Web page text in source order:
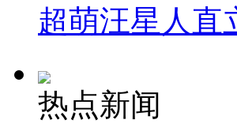
超萌汪星人直
热点新闻